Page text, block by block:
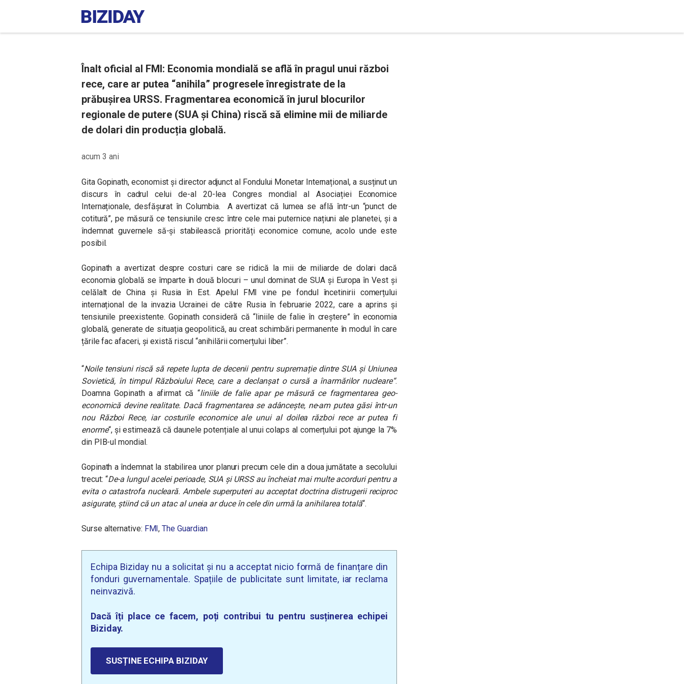
Înalt oficial al FMI: Economia mondială se află în pragul unui război
rece, care ar putea “anihila” progresele înregistrate de la
prăbușirea URSS. Fragmentarea economică în jurul blocurilor
regionale de putere (SUA și China) riscă să elimine mii de miliarde
de dolari din producția globală.
acum 3 ani
Gita Gopinath, economist și director adjunct al Fondului Monetar Internațional, a susținut un
discurs în cadrul celui de-al 20-lea Congres mondial al Asociației Economice
Internaționale, desfășurat în Columbia. A avertizat că lumea se află într-un “punct de
cotitură”, pe măsură ce tensiunile cresc între cele mai puternice națiuni ale planetei, și a
îndemnat guvernele să-și stabilească priorități economice comune, acolo unde este
posibil.
Gopinath a avertizat despre costuri care se ridică la mii de miliarde de dolari dacă
economia globală se împarte în două blocuri – unul dominat de SUA și Europa în Vest și
celălalt de China și Rusia în Est. Apelul FMI vine pe fondul încetinirii comerțului
internațional de la invazia Ucrainei de către Rusia în februarie 2022, care a aprins și
tensiunile preexistente. Gopinath consideră că “liniile de falie în creștere” în economia
globală, generate de situația geopolitică, au creat schimbări permanente în modul în care
țările fac afaceri, și există riscul “anihilării comerțului liber”.
“Noile tensiuni riscă să repete lupta de decenii pentru supremație dintre SUA și Uniunea
Sovietică, în timpul Războiului Rece, care a declanșat o cursă a înarmărilor nucleare“.
Doamna Gopinath a afirmat că “liniile de falie apar pe măsură ce fragmentarea geo-
economică devine realitate. Dacă fragmentarea se adâncește, ne-am putea găsi într-un
nou Război Rece, iar costurile economice ale unui al doilea război rece ar putea fi
enorme“, și estimează că daunele potențiale al unui colaps al comerțului pot ajunge la 7%
din PIB-ul mondial.
Gopinath a îndemnat la stabilirea unor planuri precum cele din a doua jumătate a secolului
trecut: “De-a lungul acelei perioade, SUA și URSS au încheiat mai multe acorduri pentru a
evita o catastrofa nucleară. Ambele superputeri au acceptat doctrina distrugerii reciproc
asigurate, știind că un atac al uneia ar duce în cele din urmă la anihilarea totală“.
Surse alternative: FMI,The Guardian
Echipa Biziday nu a solicitat și nu a acceptat nicio formă de finanțare din
fonduri guvernamentale. Spațiile de publicitate sunt limitate, iar reclama
neinvazivă.
Dacă îți place ce facem, poți contribui tu pentru susținerea echipei
Biziday.
SUSȚINE ECHIPA BIZIDAY